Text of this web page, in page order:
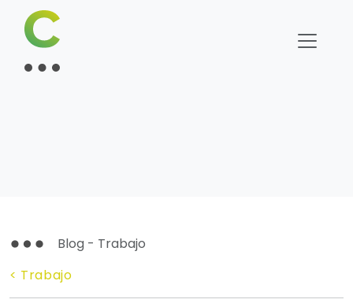
Blog - Trabajo
< Trabajo